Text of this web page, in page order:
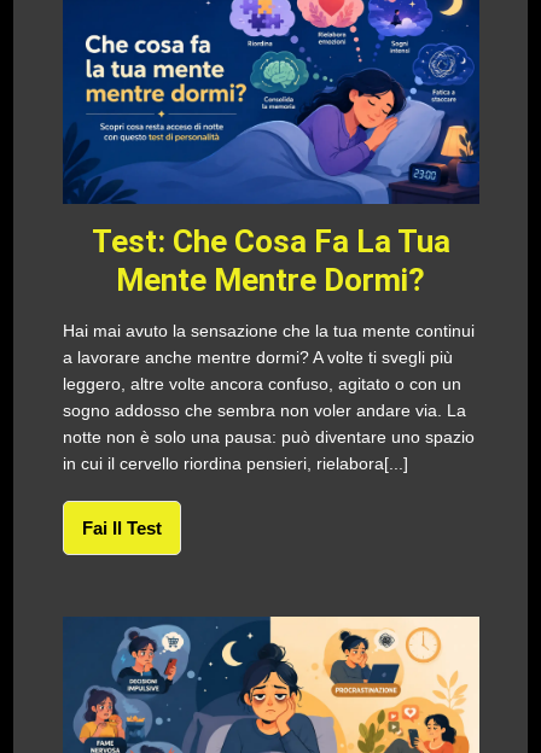
Test: Che Cosa Fa La Tua
Mente Mentre Dormi?
Hai mai avuto la sensazione che la tua mente continui
a lavorare anche mentre dormi? A volte ti svegli più
leggero, altre volte ancora confuso, agitato o con un
sogno addosso che sembra non voler andare via. La
notte non è solo una pausa: può diventare uno spazio
in cui il cervello riordina pensieri, rielabora[...]
Fai Il Test